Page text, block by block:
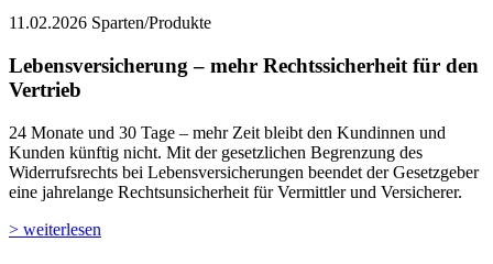
24 Monate und 30 Tage – mehr Zeit bleibt den Kundinnen und
Widerrufsrechts bei Lebensversicherungen beendet der Gesetzgeber
eine jahrelange Rechtsunsicherheit für Vermittler und Versicherer.
> weiterlesen